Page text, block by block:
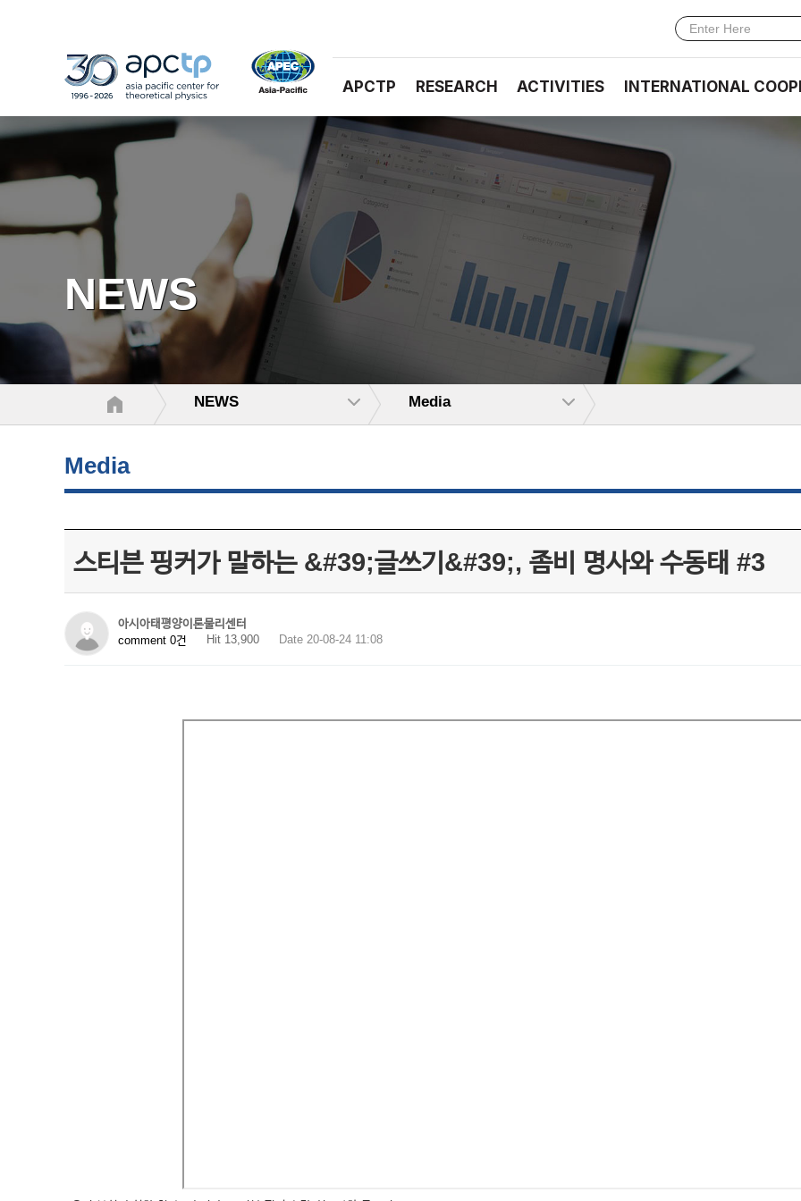
APCTP RESEARCH ACTIVITIES INTERNATIONAL
NEWS
NEWS Media
Media
스티븐 핑커가 말하는 &#39;글쓰기&#39;, 좀비 명사와 수동태 #3
아시아태평양이론물리센터
comment 0건
Hit 13,900 Date 20-08-24 11:08